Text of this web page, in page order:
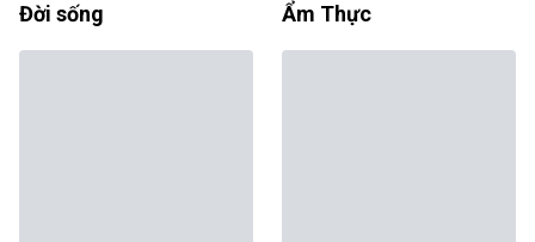
Đời sống Ẩm Thực